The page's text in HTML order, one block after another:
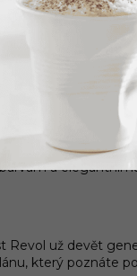
Lawrance se
a tak
kvalitního
a
Revol už devět
který poznáte